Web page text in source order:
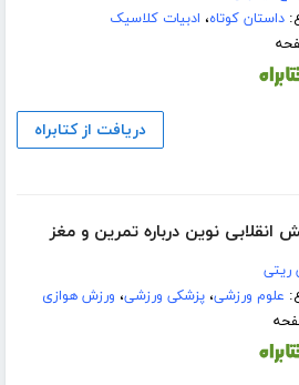
داستان کوتاه، ادبیات کلاسیک
دریافت از کتابراه
نوین درباره تمرین و مغز
ریتی
علوم ورزشی،پزشکی ورزشی، ورزش هوازی